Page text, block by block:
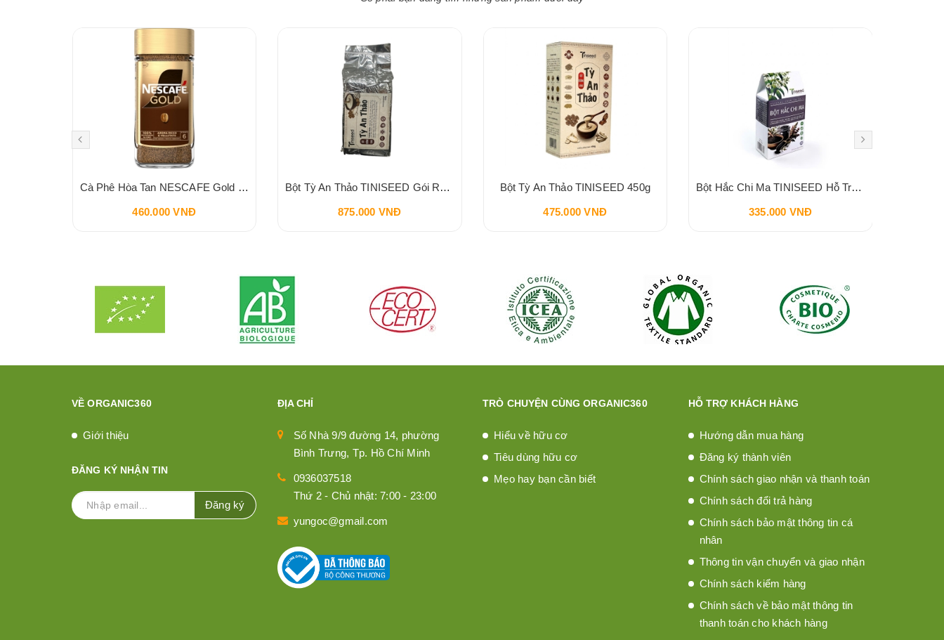
Cà Phê Hòa Tan NESCAFE Gold Cafe UK 200g Intesity 6
460.000 VNĐ
Bột Tỳ An Thảo TINISEED Gói Refill 900g
875.000 VNĐ
Bột Tỳ An Thảo TINISEED 450g
475.000 VNĐ
Bột Hắc Chi Ma TINISEED Hỗ Trợ Đen Tóc Bổ Sung Khí Huyết Bổ Thận 450g
335.000 VNĐ
VỀ ORGANIC360
Giới thiệu
ĐĂNG KÝ NHẬN TIN
Đăng ký
ĐỊA CHỈ
Số Nhà 9/9 đường 14, phường
Bình Trưng, Tp. Hồ Chí Minh
0936037518
Thứ 2 - Chủ nhật: 7:00 - 23:00
yungoc@gmail.com
TRÒ CHUYỆN CÙNG ORGANIC360
Hiểu về hữu cơ
Tiêu dùng hữu cơ
Mẹo hay bạn cần biết
HỖ TRỢ KHÁCH HÀNG
Hướng dẫn mua hàng
Đăng ký thành viên
Chính sách giao nhận và thanh toán
Chính sách đổi trả hàng
Chính sách bảo mật thông tin cá
nhân
Thông tin vận chuyển và giao nhận
Chính sách kiểm hàng
Chính sách về bảo mật thông tin
thanh toán cho khách hàng